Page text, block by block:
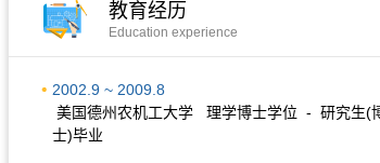
教育经历
Education experience
2002.9 ~ 2009.8
美国德州农机工大学 理学博士学位 - 研究生(
士)毕业